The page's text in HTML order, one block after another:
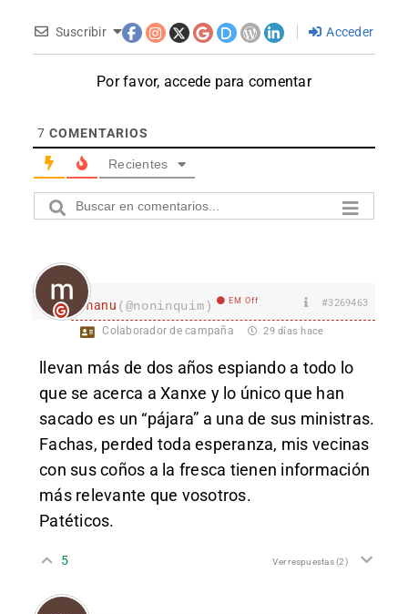
Suscribir Acceder
Por favor, accede para comentar
7 COMENTARIOS
Recientes
manu (@noninquim) EM Off #3269463
Colaborador de campaña 29 días hace
llevan más de dos años espiando a todo lo
que se acerca a Xanxe y lo único que han
sacado es un “pájara” a una de sus ministras.
Fachas, perded toda esperanza, mis vecinas
con sus coños a la fresca tienen información
más relevante que vosotros.
Patéticos.
5 Ver respuestas(2)